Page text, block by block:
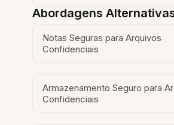
Abordagens
Notas Seguras para Arquivos
Confidenciais
Armazenamento Seguro para
Confidenciais